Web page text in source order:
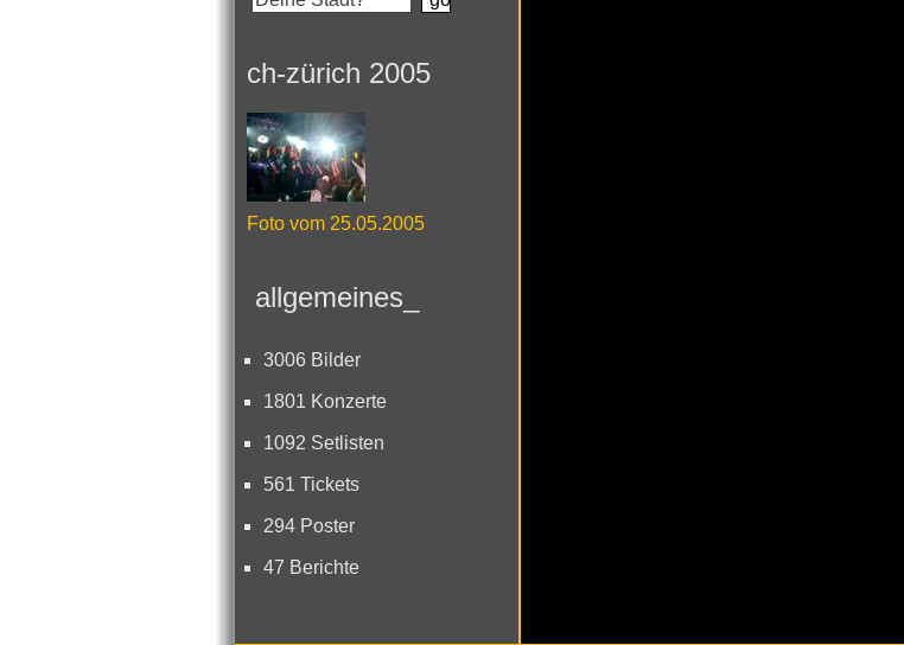
ch-zürich 2005
Foto vom 25.05.2005
allgemeines_
3006 Bilder
1801 Konzerte
1092 Setlisten
561 Tickets
294 Poster
47 Berichte